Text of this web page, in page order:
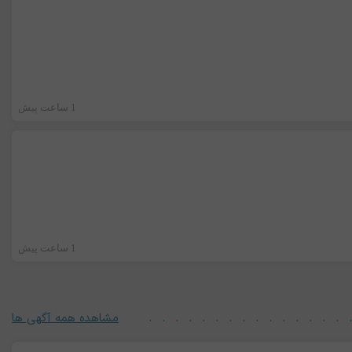
1 ساعت پیش
1 ساعت پیش
مشاهده همه آگهی ها